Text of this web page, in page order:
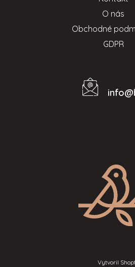
O nás
Obchodné
GDPR
info@
Vytvoril